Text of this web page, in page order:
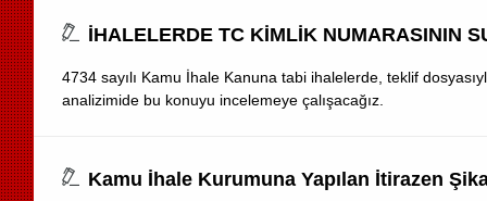
İHALELERDE TC KİMLİK NUMARASININ
4734 sayılı Kamu İhale Kanuna tabi ihalelerde, teklif
analizimide bu konuyu incelemeye çalışacağız.
Kamu İhale Kurumuna Yapılan İtirazen